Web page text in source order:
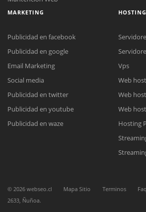
Reunión online
Nuestros ejecutivos le enviarán un correo
Meet para la reunión
Cotización
Chat Online
Todos nuestros ejecutivos están fuera de
MARKETING
Publicidad en facebook
Publicidad en google
Email Marketing
Social media
Publicidad en twitter
Publicidad en youtube
Publicidad en waze
HOSTING
Vps
Web
Web
Web
Hosting
© 2026 webseo.cl Mapa Sitio Terminos Faq
2633, Ñuñoa.